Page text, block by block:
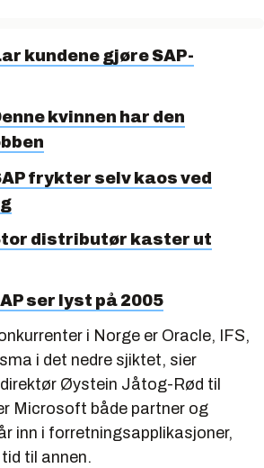
kundene gjøre SAP-
kvinnen har den
frykter selv kaos ved
distributør kaster ut
ser lyst på 2005
i Norge er Oracle, IFS,
i det nedre sjiktet, sier
Øystein Jåtog-Rød til
Microsoft både partner og
inn i forretningsapplikasjoner,
til annen.